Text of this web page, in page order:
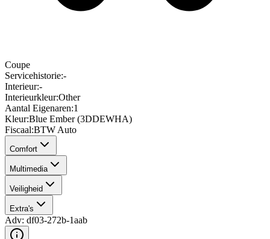
Coupe
Servicehistorie:-
Interieur:-
Interieurkleur:Other
Aantal Eigenaren:1
Kleur:Blue Ember (3DDEWHA)
Fiscaal:BTW Auto
Comfort
Multimedia
Veiligheid
Extra's
Adv: df03-272b-1aab